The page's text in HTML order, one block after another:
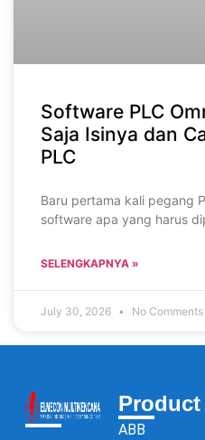
Software PLC
Saja Isinya dan
PLC
Baru pertama kali pegang
software apa yang harus
SELENGKAPNYA »
July 30, 2026 No Comments
Product
ABB